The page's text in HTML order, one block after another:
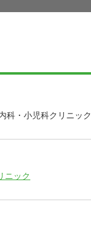
科・小児科クリニック
ニック